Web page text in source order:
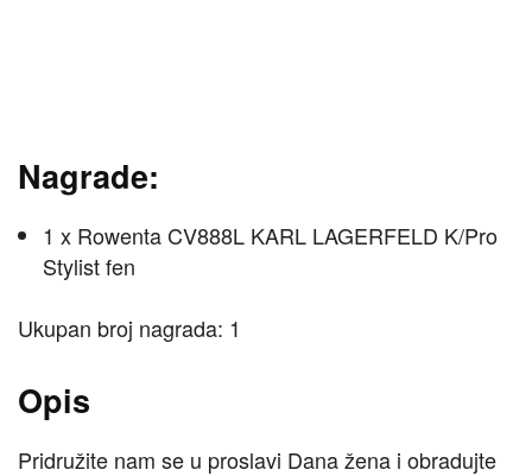
Nagrade:
1 x Rowenta CV888L KARL LAGERFELD K/Pro
Stylist fen
Ukupan broj nagrada: 1
Opis
Pridružite nam se u proslavi Dana žena i obradujte